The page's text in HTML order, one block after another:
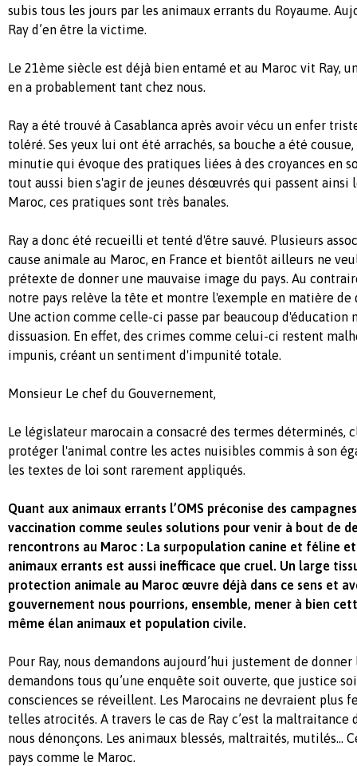
subis tous les jours par les animaux errants du Royaume.
Ray d’en être la victime.
Le 21ème siècle est déjà bien entamé et au Maroc vit Ray,
en a probablement tant chez nous.
Ray a été trouvé à Casablanca après avoir vécu un enfer
toléré. Ses yeux lui ont été arrachés, sa bouche a été
minutie qui évoque des pratiques liées à des croyances en
tout aussi bien s'agir de jeunes désœuvrés qui passent ainsi
Maroc, ces pratiques sont très banales.
Ray a donc été recueilli et tenté d'être sauvé. Plusieurs
cause animale au Maroc, en France et bientôt ailleurs ne
prétexte de donner une mauvaise image du pays. Au
notre pays relève la tête et montre l'exemple en matière de
Une action comme celle-ci passe par beaucoup d'éducation
dissuasion. En effet, des crimes comme celui-ci restent
impunis, créant un sentiment d'impunité totale.
Monsieur Le chef du Gouvernement,
Le législateur marocain a consacré des termes déterminés,
protéger l'animal contre les actes nuisibles commis à son
les textes de loi sont rarement appliqués.
Quant aux animaux errants l’OMS préconise des
vaccination comme seules solutions pour venir à bout de
rencontrons au Maroc : La surpopulation canine et féline
animaux errants est aussi inefficace que cruel. Un large
protection animale au Maroc œuvre déjà dans ce sens et
gouvernement nous pourrions, ensemble, mener à bien
même élan animaux et population civile.
Pour Ray, nous demandons aujourd’hui justement de donner
demandons tous qu’une enquête soit ouverte, que justice
consciences se réveillent. Les Marocains ne devraient plus
telles atrocités. A travers le cas de Ray c’est la maltraitance
nous dénonçons. Les animaux blessés, maltraités, mutilés…
pays comme le Maroc.